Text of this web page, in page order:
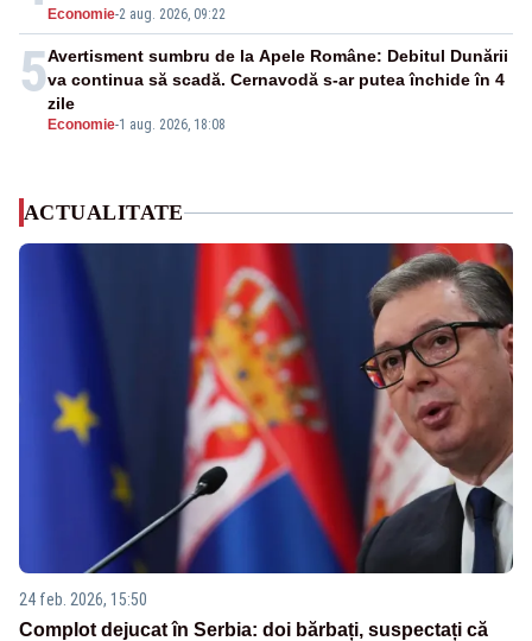
Economie-2 aug. 2026, 09:22
5
Economie-1 aug. 2026, 18:08
Avertisment sumbru de la Apele Române: Debitul Dunării
va continua să scadă. Cernavodă s-ar putea închide în 4
zile
ACTUALITATE
24 feb. 2026, 15:50
Complot dejucat în Serbia: doi bărbați, suspectați că